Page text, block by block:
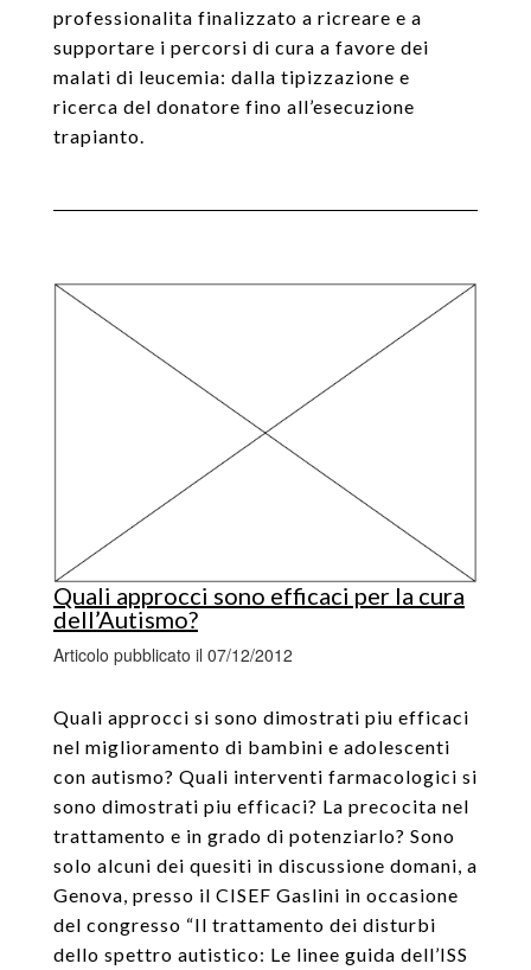
professionalita finalizzato a ricreare e a
supportare i percorsi di cura a favore dei
malati di leucemia: dalla tipizzazione e
ricerca del donatore fino all’esecuzione
trapianto.
Quali approcci sono efficaci per la cura
dell’Autismo?
Articolo pubblicato il 07/12/2012
Quali approcci si sono dimostrati piu efficaci
nel miglioramento di bambini e adolescenti
con autismo? Quali interventi farmacologici si
sono dimostrati piu efficaci? La precocita nel
trattamento e in grado di potenziarlo? Sono
solo alcuni dei quesiti in discussione domani, a
Genova, presso il CISEF Gaslini in occasione
del congresso “Il trattamento dei disturbi
dello spettro autistico: Le linee guida dell’ISS